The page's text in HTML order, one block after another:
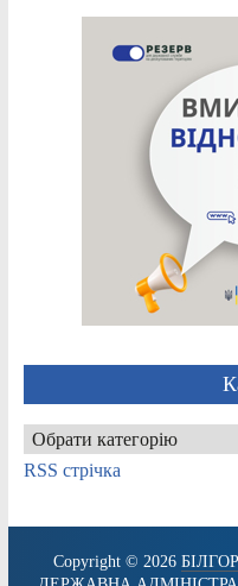
Категорії
RSS стрічка
Copyright © 2026